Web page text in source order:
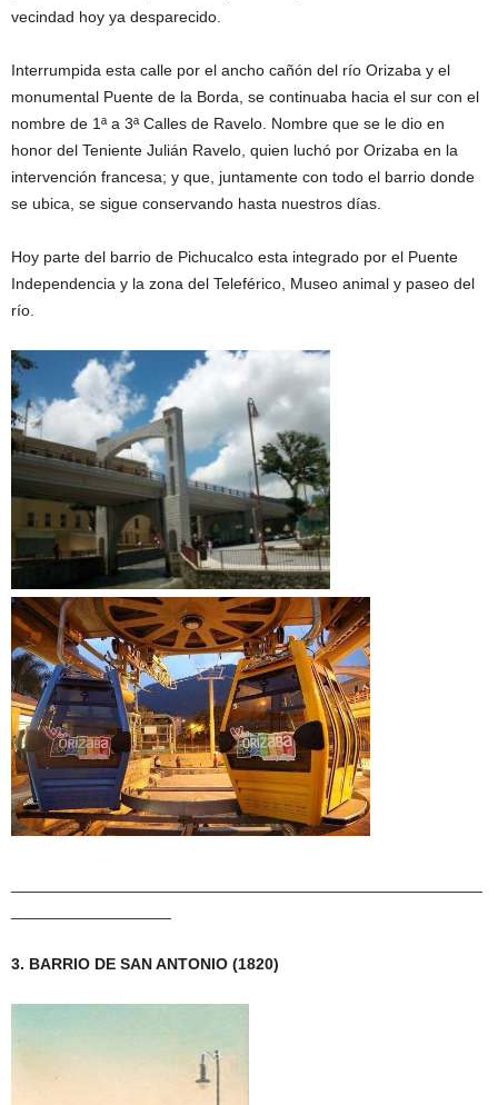
vecindad hoy ya desparecido.
Interrumpida esta calle por el ancho cañón del río Orizaba y el
monumental Puente de la Borda, se continuaba hacia el sur con el
nombre de 1ª a 3ª Calles de Ravelo. Nombre que se le dio en
honor del Teniente Julián Ravelo, quien luchó por Orizaba en la
intervención francesa; y que, juntamente con todo el barrio donde
se ubica, se sigue conservando hasta nuestros días.
Hoy parte del barrio de Pichucalco esta integrado por el Puente
Independencia y la zona del Teleférico, Museo animal y paseo del
río.
3. BARRIO DE SAN ANTONIO (1820)